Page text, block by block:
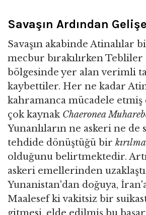
Savaşın Ardından
Savaşın akabinde Atinalılar
mecbur bırakılırken Tebliler
bölgesinde yer alan verimli
kaybettiler. Her ne kadar
kahramanca mücadele etmiş
çok kaynak Chaeronea
Yunanlıların ne askeri ne de
tehdide dönüştüğü bir
olduğunu belirtmektedir.
askeri emellerinden
Yunanistan'dan doğuya,
Maalesef ki vakitsiz bir